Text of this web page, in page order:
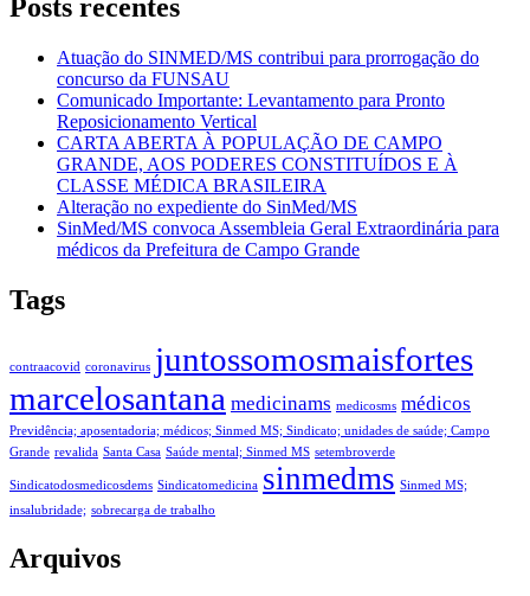
Posts recentes
Atuação do SINMED/MS contribui para prorrogação do
concurso da FUNSAU
Comunicado Importante: Levantamento para Pronto
Reposicionamento Vertical
CARTA ABERTA À POPULAÇÃO DE CAMPO
GRANDE, AOS PODERES CONSTITUÍDOS E À
CLASSE MÉDICA BRASILEIRA
Alteração no expediente do SinMed/MS
SinMed/MS convoca Assembleia Geral Extraordinária para
médicos da Prefeitura de Campo Grande
Tags
contraacovid coronavirus juntossomosmaisfortes
marcelosantana medicinams medicosms médicos
Previdência; aposentadoria; médicos; Sinmed MS; Sindicato; unidades de saúde; Campo
Grande revalida Santa Casa Saúde mental; Sinmed MS setembroverde
Sindicatodosmedicosdems Sindicatomedicina sinmedms Sinmed MS;
insalubridade; sobrecarga de trabalho
Arquivos